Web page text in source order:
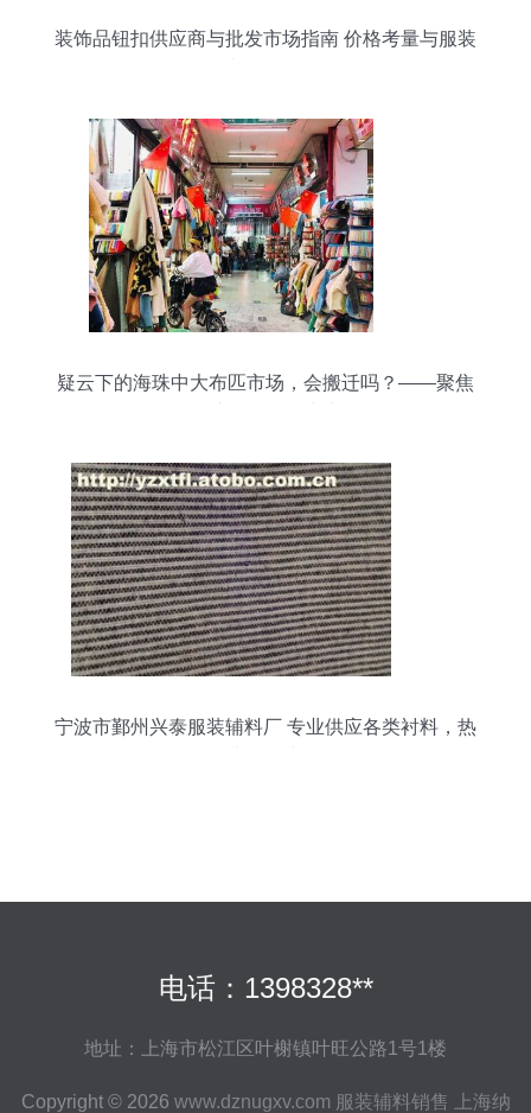
装饰品钮扣供应商与批发市场指南 价格考量与服装
疑云下的海珠中大布匹市场，会搬迁吗？——聚焦
宁波市鄞州兴泰服装辅料厂 专业供应各类衬料，热
电话：1398328**
地址：上海市松江区叶榭镇叶旺公路1号1楼
Copyright © 2026 www.dznugxv.com 服装辅料销售 上海纳